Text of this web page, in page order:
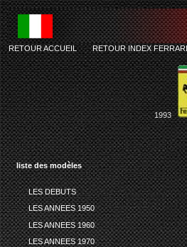
liste des modèles
LES DEBUTS
LES ANNEES 1950
LES ANNEES 1960
LES ANNEES 1970
RETOUR ACCUEIL-RETOUR INDEX FERRARI
1993